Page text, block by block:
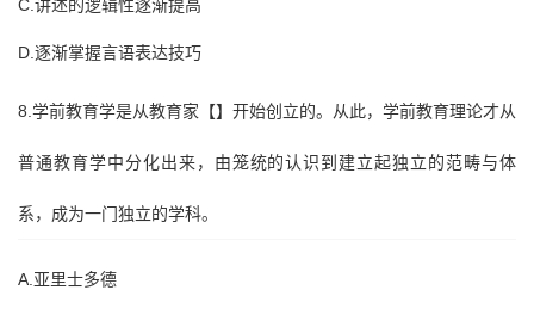
C.讲述的逻辑性逐渐提高
D.逐渐掌握言语表达技巧
8.学前教育学是从教育家【】开始创立的。从此，学前教育理论才从
普通教育学中分化出来，由笼统的认识到建立起独立的范畴与体
系，成为一门独立的学科。
A.亚里士多德